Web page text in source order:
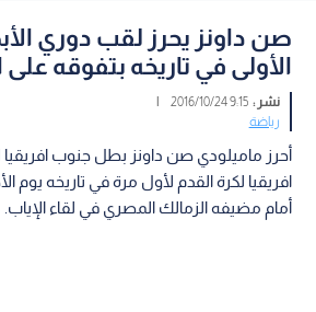
صن داونز يحرز لقب دوري
الأولى في تاريخه بتفوقه على
نشر :9:15 2016/10/24
|
رياضة
أحرز ماميلودي صن داونز بطل جنوب
أمام مضيفه الزمالك المصري في لقاء الإياب.